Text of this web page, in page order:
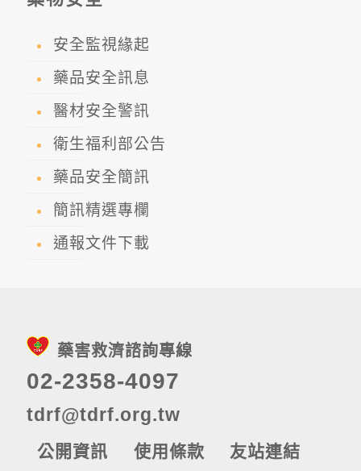
安全監視緣起
藥品安全訊息
醫材安全警訊
衛生福利部公告
藥品安全簡訊
簡訊精選專欄
通報文件下載
藥害救濟諮詢專線
02-2358-4097
tdrf@tdrf.org.tw
公開資訊 使用條款 友站連結